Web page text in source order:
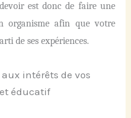
est donc de faire une
organisme afin que votre
de ses expériences.
intérêts de vos
éducatif